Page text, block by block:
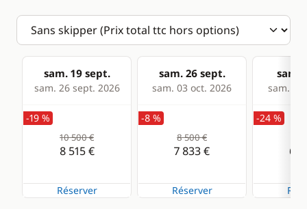
Confort
Climatisation
Eau chaude
Panneaux solaires
WC électrique
sam. 19 sept.
sam. 26 sept. 2026
sam. 26 sept.
sam. 03 oct. 2026
sam.
sam. 10
-19 %
10 500 €
8 515 €
Réserver
-8 %
8 500 €
7 833 €
Réserver
-24 %
6